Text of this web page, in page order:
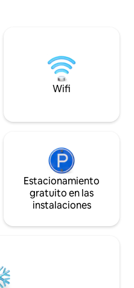
el
de
acondicionado en
calefacción
meses más fríos.
Wifi
Estacionamiento
gratuito en las
instalaciones